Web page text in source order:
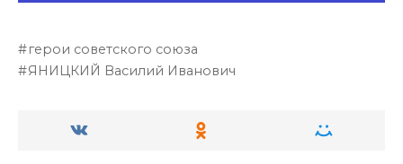
герои советского союза
ЯНИЦКИЙ Василий Иванович